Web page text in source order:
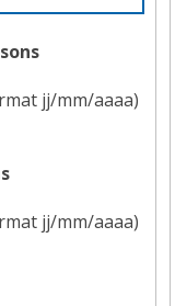
jj/mm/aaaa)
jj/mm/aaaa)